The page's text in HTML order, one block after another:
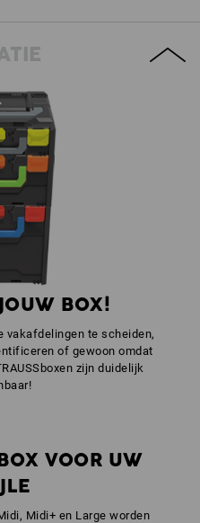
BOX!
vakafdelingen te scheiden,
of gewoon omdat
zijn duidelijk
VOOR UW
Midi+ en Large worden